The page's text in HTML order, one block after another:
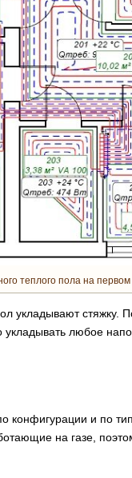
теплого пола на
укладывают стяжку.
любое
конфигурации и по
на газе,